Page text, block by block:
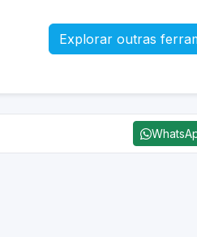
Explorar outras